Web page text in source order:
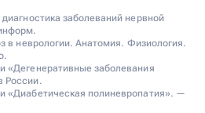
заболеваний нервной
в неврологии. Анатомия. Физиология.
«Дегенеративные заболевания
России.
«Диабетическая полиневропатия». —